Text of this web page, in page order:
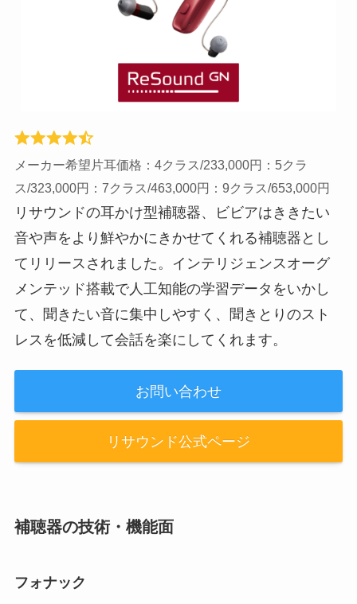
メーカー希望片耳価格：4クラス/233,000円：5クラ
ス/323,000円：7クラス/463,000円：9クラス/653,000円
リサウンドの耳かけ型補聴器、ビビアはききたい
音や声をより鮮やかにきかせてくれる補聴器とし
てリリースされました。インテリジェンスオーグ
メンテッド搭載で人工知能の学習データをいかし
て、聞きたい音に集中しやすく、聞きとりのスト
レスを低減して会話を楽にしてくれます。
お問い合わせ
リサウンド公式ページ
補聴器の技術・機能面
フォナック